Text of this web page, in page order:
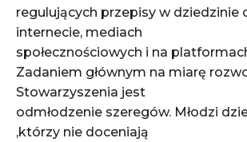
regulujących przepisy w dziedzinie
internecie, mediach
społecznościowych i na
Zadaniem głównym na miarę
Stowarzyszenia jest
odmłodzenie szeregów. Młodzi
,którzy nie doceniają